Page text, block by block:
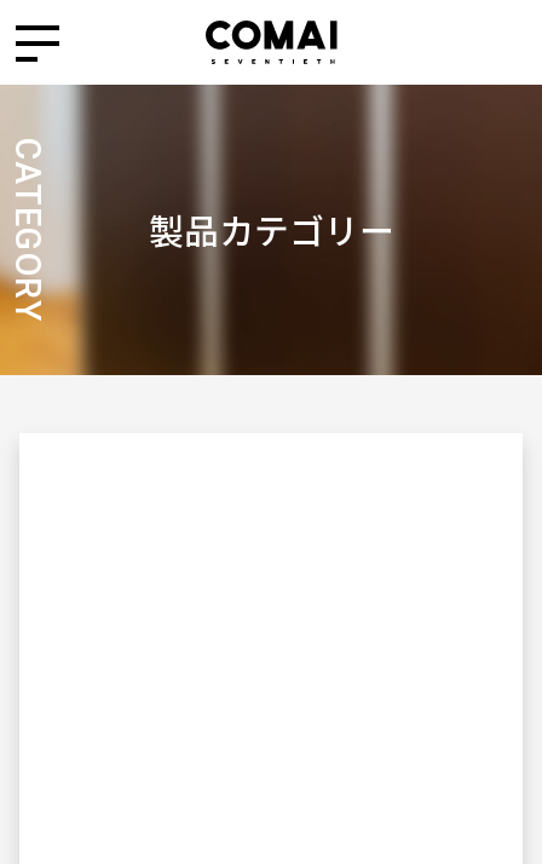
CATEGORY 製品カテゴリー